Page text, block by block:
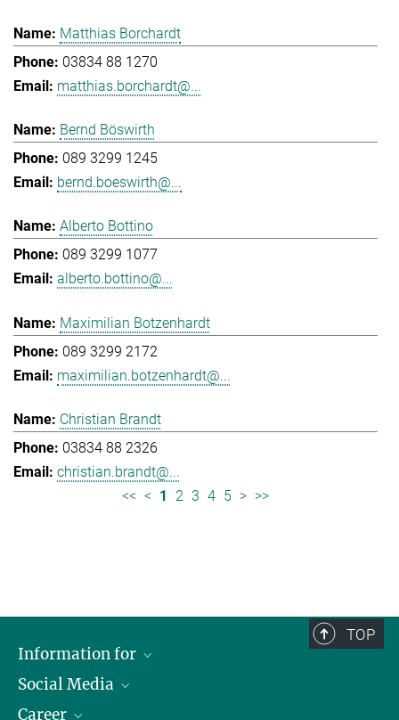
Matthias Borchardt
03834 88 1270
matthias.borchardt@...
Bernd Böswirth
089 3299 1245
bernd.boeswirth@...
Alberto Bottino
089 3299 1077
alberto.bottino@...
Maximilian Botzenhardt
089 3299 2172
maximilian.botzenhardt@...
Christian Brandt
03834 88 2326
christian.brandt@...
<< < 1 2 3 4 5 > >>
TOP
Information for
Journalists
School
Social Media
LinkedIn
Career